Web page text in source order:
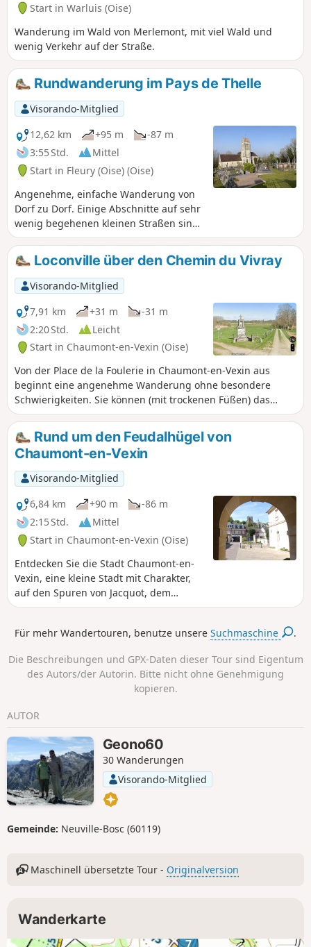
Start in Warluis (Oise)
Wanderung im Wald von Merlemont, mit viel Wald und
wenig Verkehr auf der Straße.
Rundwanderung im Pays de Thelle
Visorando-Mitglied
12,62 km
+95 m
-87 m
3:55 Std.
Mittel
Start in Fleury (Oise) (Oise)
Angenehme, einfache Wanderung von
Dorf zu Dorf. Einige Abschnitte auf sehr
wenig begehenen kleinen Straßen sind
leider unvermeidbar, ebenso wie einige
Dutzend Meter am Rande einer
Departementsstraße. Drei schöne
Kirchen sind sehenswert, darunter die
Kirche von Fresne-Leguillon, die in der
Regel geöffnet ist und besonders gut
restauriert wurde.
Loconville über den Chemin du Vivray
Visorando-Mitglied
7,91 km
+31 m
-31 m
2:20 Std.
Leicht
Start in Chaumont-en-Vexin (Oise)
Von der Place de la Foulerie in Chaumont-en-Vexin aus
beginnt eine angenehme Wanderung ohne besondere
Schwierigkeiten. Sie können (mit trockenen Füßen) das
Feuchtgebiet entdecken, das sich in diesem Gebiet
erstreckt, durch das die Troësne fließt, die seit 1784 durch
den Bau des Canal de Marquemont kanalisiert wird. Sie
wandern am Bois de la Brosse entlang, in dem sich ein
Brunnen befindet, an dem Sie sich erfrischen und Ihre
Trinkflasche auffüllen können, bevor Sie in Richtung des
Weilers Vivray weitergehen. Mit allen Sinnen können Sie die
Zeichen der Vielfalt dieser Feuchtwiese wahrnehmen. In
Loconville können Sie die Kirche besichtigen, in der Sylvie
Vartan und Johnny Halliday geheiratet haben. Ihre Route
führt Sie dann zurück zum Schloss Rebetz und seinem
herrlichen Golfplatz.
Rund um den Feudalhügel von
Chaumont-en-Vexin
Visorando-Mitglied
6,84 km
+90 m
-86 m
2:15 Std.
Mittel
Start in Chaumont-en-Vexin (Oise)
Entdecken Sie die Stadt Chaumont-en-
Vexin, eine kleine Stadt mit Charakter,
auf den Spuren von Jacquot, dem
kleinen Chaumontois, der sie in den
Nach langer Abwesenheit kehrt er an
Sie ein, ihm zu folgen.
Für mehr Wandertouren, benutze unsereSuchmaschine .
Die Beschreibungen und GPX-Daten dieser Tour sind Eigentum
des Autors/der Autorin. Bitte nicht ohne Genehmigung
kopieren.
AUTOR
Geono60
30 Wanderungen
Visorando-Mitglied
Gemeinde: Neuville-Bosc (60119)
Maschinell übersetzte Tour - Originalversion
Wanderkarte
7